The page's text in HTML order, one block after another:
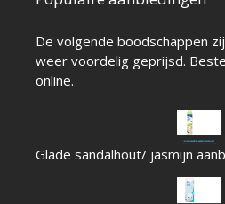
De volgende boodschappen
weer voordelig geprijsd.
online.
Glade sandalhout/ jasmijn